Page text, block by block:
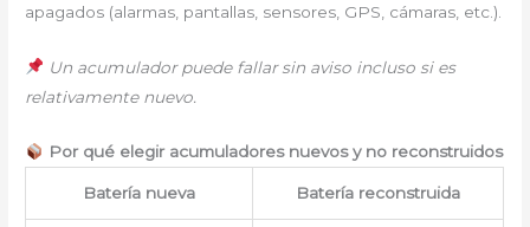
apagados (alarmas, pantallas, sensores, GPS, cámaras, etc.).
Un acumulador puede fallar sin aviso incluso si es
relativamente nuevo.
Por qué elegir acumuladores nuevos y no reconstruidos
Batería nueva Batería reconstruida